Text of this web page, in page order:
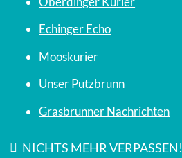
Echinger Echo
Mooskurier
Unser Putzbrunn
Grasbrunner Nachrichten
NICHTS MEHR VERPASSEN!